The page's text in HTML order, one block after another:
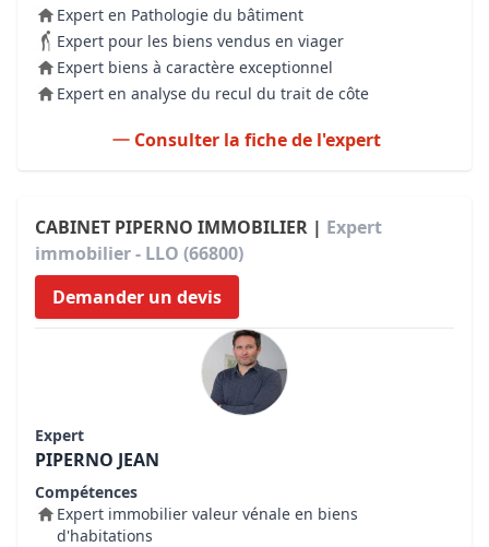
Expert en Pathologie du bâtiment
Expert pour les biens vendus en viager
Expert biens à caractère exceptionnel
Expert en analyse du recul du trait de côte
Consulter la fiche de l'expert
CABINET PIPERNO IMMOBILIER | Expert
immobilier - LLO (66800)
Demander un devis
Expert
PIPERNO JEAN
Compétences
Expert immobilier valeur vénale en biens
d'habitations